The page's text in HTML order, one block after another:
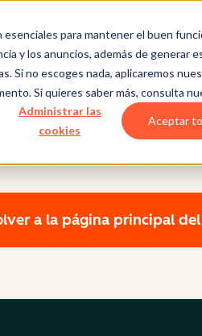
para mantener el buen
y los anuncios, además de generar
Si no escoges nada, aplicaremos
Si quieres saber más, consulta
Administrar las
cookies
Aceptar
Centro de
SOBRE LA
a la página principal